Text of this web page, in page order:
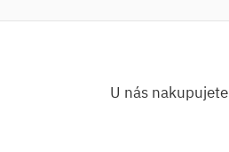
U nás nakupujete